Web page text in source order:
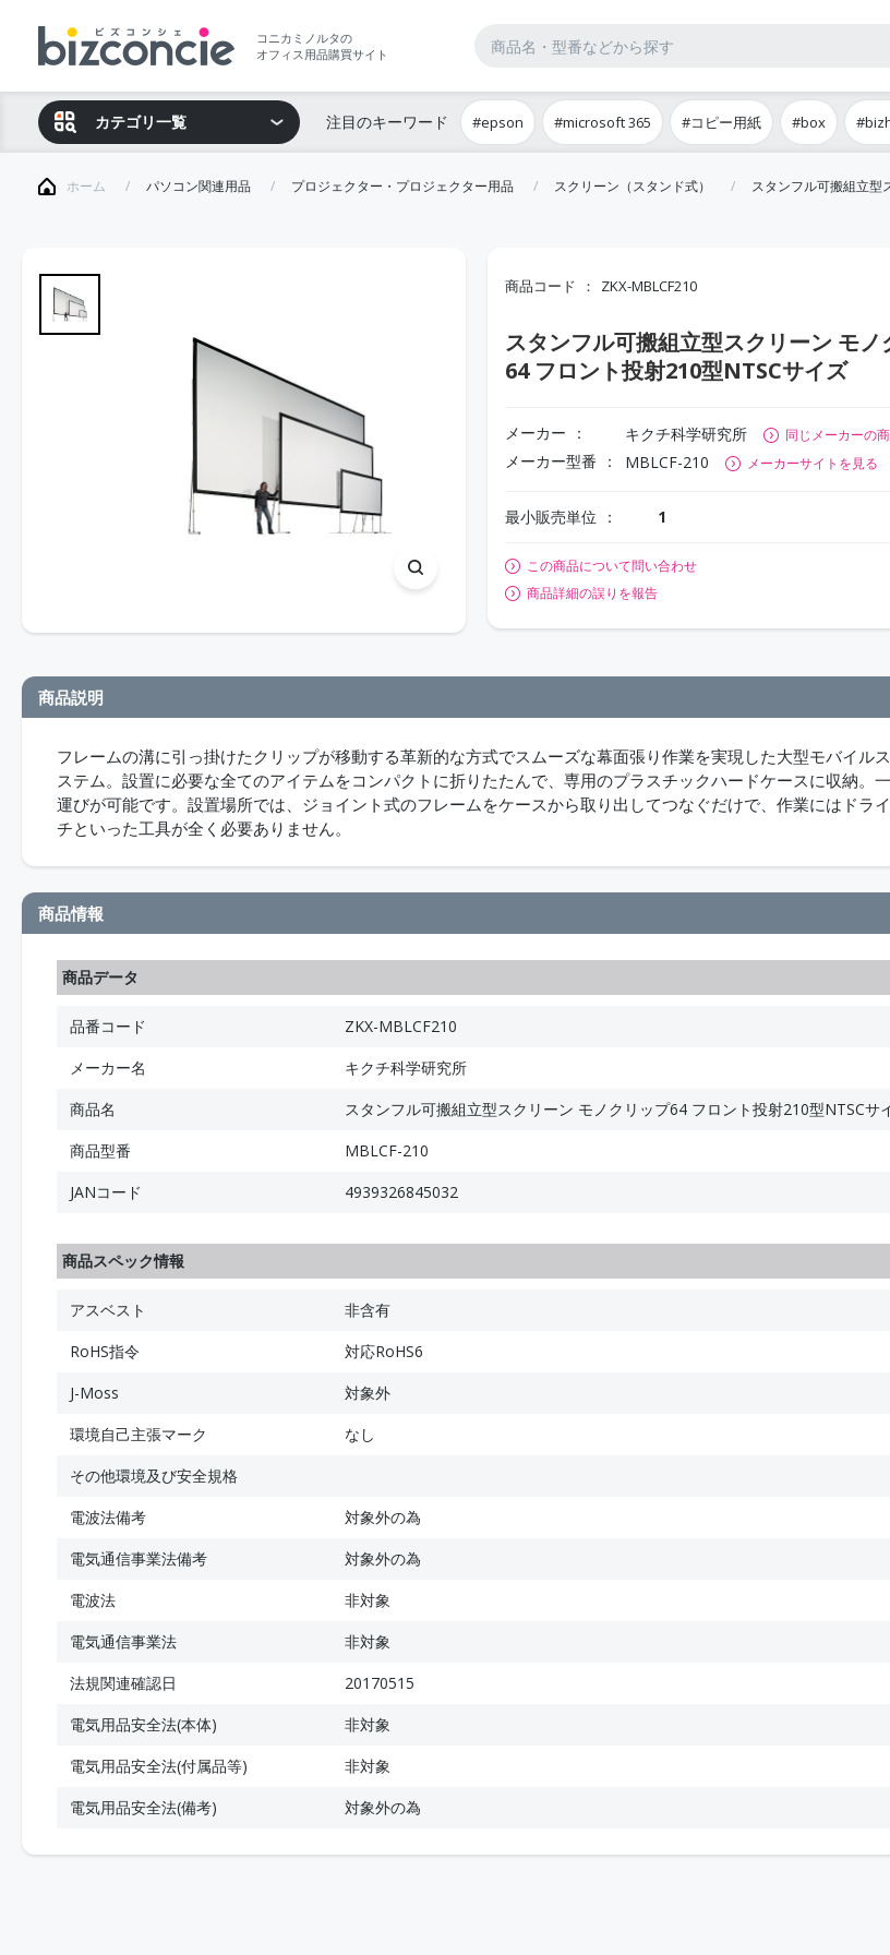
コニカミノルタの
オフィス用品購買サイト
カテゴリ一覧 注目のキーワード #epson #microsoft 365 #コピー用紙 #box
ホーム パソコン関連用品 プロジェクター・プロジェクター用品 スクリーン（スタンド式） スタンフル可搬組立型
商品コード ZKX-MBLCF210
スタンフル可搬組立型スクリーン モノ
64 フロント投射210型NTSCサイズ
メーカー キクチ科学研究所 同じメーカーの
メーカー型番 MBLCF-210 メーカーサイトを見る
最小販売単位 1
この商品について問い合わせ
商品詳細の誤りを報告
商品説明
フレームの溝に引っ掛けたクリップが移動する革新的な方式でスムーズな幕面張り作業を実現した大型モバイル
ステム。設置に必要な全てのアイテムをコンパクトに折りたたんで、専用のプラスチックハードケースに収納。
運びが可能です。設置場所では、ジョイント式のフレームをケースから取り出してつなぐだけで、作業にはドラ
チといった工具が全く必要ありません。
商品情報
商品データ
品番コード
ZKX-MBLCF210
メーカー名
キクチ科学研究所
商品名
スタンフル可搬組立型スクリーン モノクリップ64 フロント投射210型NTSCサ
商品型番
MBLCF-210
JANコード
4939326845032
商品スペック情報
アスベスト
非含有
RoHS指令
対応RoHS6
J-Moss
対象外
環境自己主張マーク
なし
その他環境及び安全規格
電波法備考
対象外の為
電気通信事業法備考
対象外の為
電波法
非対象
電気通信事業法
非対象
法規関連確認日
20170515
電気用品安全法(本体)
非対象
電気用品安全法(付属品等)
非対象
電気用品安全法(備考)
対象外の為